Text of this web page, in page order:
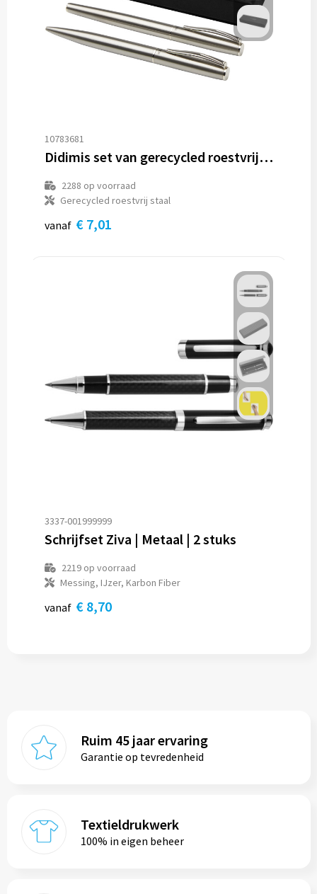
10783681
Didimis set van gerecycled roestvrijstalen balpen en rollerbalpen (zwarte inkt)
2288 op voorraad
Gerecycled roestvrij staal
vanaf € 7,01
3337-001999999
Schrijfset Ziva | Metaal | 2 stuks
2219op voorraad
Messing, IJzer, Karbon Fiber
vanaf € 8,70
Ruim 45 jaar ervaring
Garantie op tevredenheid
Textieldrukwerk
100% in eigen beheer